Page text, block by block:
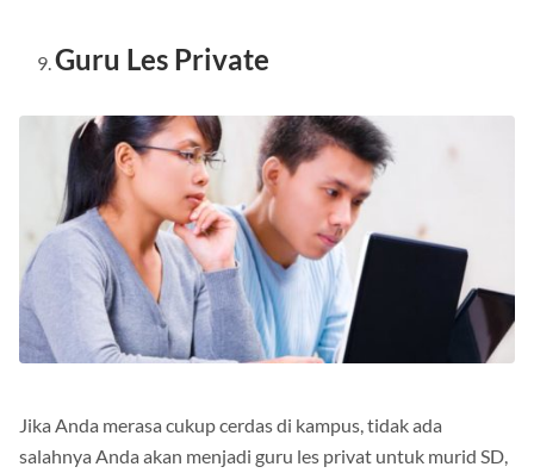
Guru Les Private
Jika Anda merasa cukup cerdas di kampus, tidak ada
salahnya Anda akan menjadi guru les privat untuk murid SD,